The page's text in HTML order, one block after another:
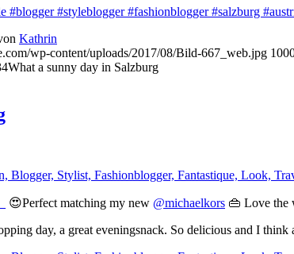
#blogger#styleblogger#fashionblogger#salzburg
Kathrin
wp-content/uploads/2017/08/Bild-667_web.jpg
What a sunny day in Salzburg
😍Perfect matching my new @michaelkors 👜 Love the
day, a great eveningsnack. So delicious and I